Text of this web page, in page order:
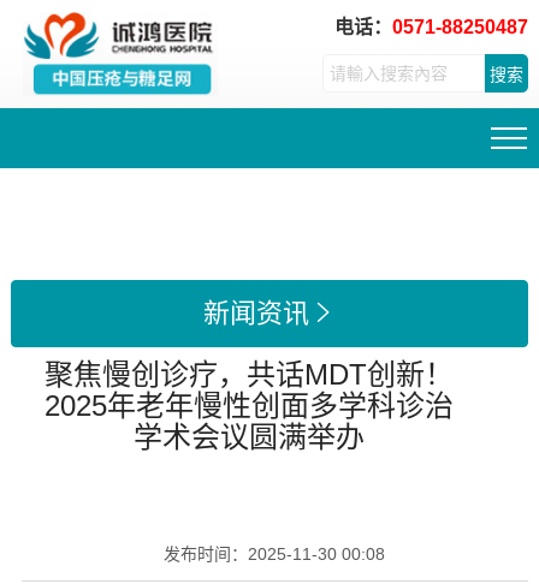
电话：0571-88250487
搜索
新闻资讯 
聚焦慢创诊疗，共话MDT创新！
2025年老年慢性创面多学科诊治
学术会议圆满举办
发布时间： 2025-11-30 00:08